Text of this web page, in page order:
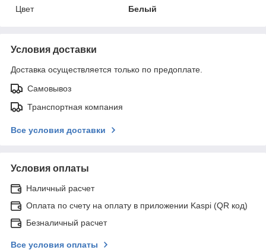
Цвет
Белый
Условия доставки
Доставка осуществляется только по предоплате.
Самовывоз
Транспортная компания
Все условия доставки
Условия оплаты
Наличный расчет
Оплата по счету на оплату в приложении Kaspi (QR код)
Безналичный расчет
Все условия оплаты